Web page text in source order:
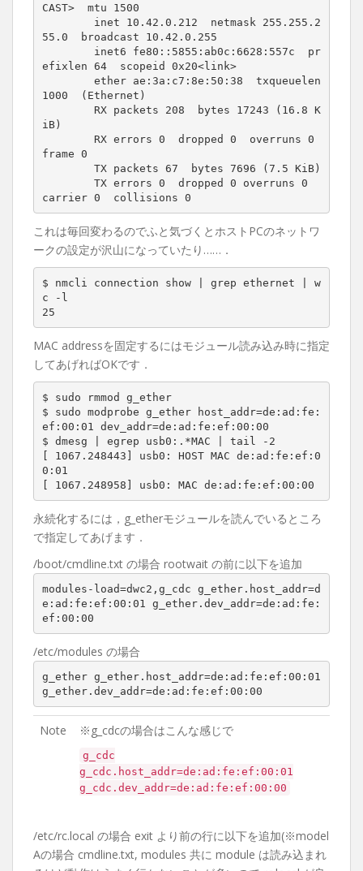
CAST>  mtu 1500
55.0  broadcast 10.42.0.255
efixlen 64  scopeid 0x20<link>
1000  (Ethernet)
iB)
frame 0
carrier 0  collisions 0
これは毎回変わるのでふと気づくとホストPCのネットワ
ークの設定が沢山になっていたり……．
$ nmcli connection show | grep ethernet | w
c -l
25
MAC addressを固定するにはモジュール読み込み時に指定
してあげればOKです．
$ sudo rmmod g_ether
$ sudo modprobe g_ether host_addr=de:ad:fe:
ef:00:01 dev_addr=de:ad:fe:ef:00:00
$ dmesg | egrep usb0:.*MAC | tail -2
[ 1067.248443] usb0: HOST MAC de:ad:fe:ef:0
0:01
[ 1067.248958] usb0: MAC de:ad:fe:ef:00:00
永続化するには，g_etherモジュールを読んでいるところ
で指定してあげます．
/boot/cmdline.txt の場合 rootwait の前に以下を追加
modules-load=dwc2,g_cdc g_ether.host_addr=d
e:ad:fe:ef:00:01 g_ether.dev_addr=de:ad:fe:
ef:00:00
/etc/modules の場合
g_ether g_ether.host_addr=de:ad:fe:ef:00:01
g_ether.dev_addr=de:ad:fe:ef:00:00
Note ※g_cdcの場合はこんな感じで
g_cdc
g_cdc.host_addr=de:ad:fe:ef:00:01
g_cdc.dev_addr=de:ad:fe:ef:00:00
/etc/rc.local の場合 exit より前の行に以下を追加(※model
Aの場合 cmdline.txt, modules 共に module は読み込まれ